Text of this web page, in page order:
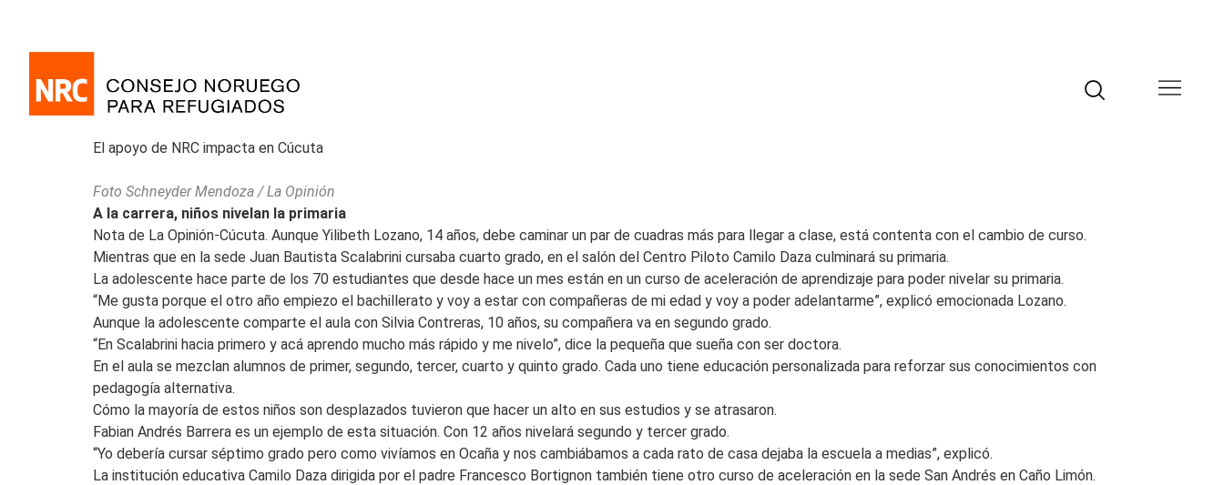
El apoyo de NRC impacta en Cúcuta
Foto Schneyder Mendoza / La Opinión
A la carrera, niños nivelan la primaria
Nota de La Opinión-Cúcuta. Aunque Yilibeth Lozano, 14 años, debe caminar un par de cuadras más para llegar a clase, está contenta con el cambio de curso.
Mientras que en la sede Juan Bautista Scalabrini cursaba cuarto grado, en el salón del Centro Piloto Camilo Daza culminará su primaria.
La adolescente hace parte de los 70 estudiantes que desde hace un mes están en un curso de aceleración de aprendizaje para poder nivelar su primaria.
“Me gusta porque el otro año empiezo el bachillerato y voy a estar con compañeras de mi edad y voy a poder adelantarme”, explicó emocionada Lozano.
Aunque la adolescente comparte el aula con Silvia Contreras, 10 años, su compañera va en segundo grado.
“En Scalabrini hacia primero y acá aprendo mucho más rápido y me nivelo”, dice la pequeña que sueña con ser doctora.
En el aula se mezclan alumnos de primer, segundo, tercer, cuarto y quinto grado. Cada uno tiene educación personalizada para reforzar sus conocimientos con
pedagogía alternativa.
Cómo la mayoría de estos niños son desplazados tuvieron que hacer un alto en sus estudios y se atrasaron.
Fabian Andrés Barrera es un ejemplo de esta situación. Con 12 años nivelará segundo y tercer grado.
“Yo debería cursar séptimo grado pero como vivíamos en Ocaña y nos cambiábamos a cada rato de casa dejaba la escuela a medias”, explicó.
La institución educativa Camilo Daza dirigida por el padre Francesco Bortignon también tiene otro curso de aceleración en la sede San Andrés en Caño Limón.